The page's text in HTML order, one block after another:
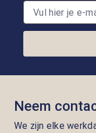
Neem
We zijn elke